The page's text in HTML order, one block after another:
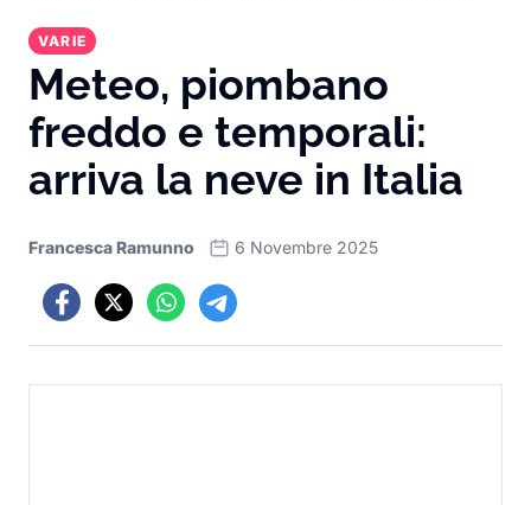
VARIE
Meteo, piombano
freddo e temporali:
arriva la neve in Italia
Francesca Ramunno 6 Novembre 2025